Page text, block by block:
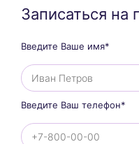
Записаться на
Введите Ваше имя*
Введите Ваш телефон*